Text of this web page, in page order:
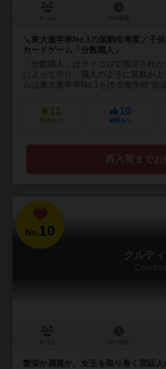
＼東大進学率No.1の筑駒生考案／子
カードゲーム「分数職人」
「分数職人」はサイコロで指定され
によって作り、職人のように算数が
ムは東大進学率No.1を誇る進学校”筑
11
興味あり
10
経験あり
再入荷までお
No. 10
クルテ
繁栄か凋落か。女王を取り巻く宮廷